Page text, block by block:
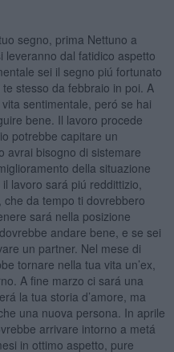
segno, prima Nettuno a
leveranno dal fatidico aspetto
sei il segno piú fortunato
stesso da febbraio in poi. A
sentimentale, peró se hai
bene. Il lavoro procede
potrebbe capitare un
avrai bisogno di sistemare
della situazione
lavoro sará piú reddittizio,
da tempo ti dovrebbero
sará nella posizione
andare bene, e se sei
un partner. Nel mese di
tornare nella tua vita un’ex,
A fine marzo ci sará una
la tua storia d’amore, ma
una nuova persona. In aprile
arrivare intorno a metá
in ottimo aspetto, pure